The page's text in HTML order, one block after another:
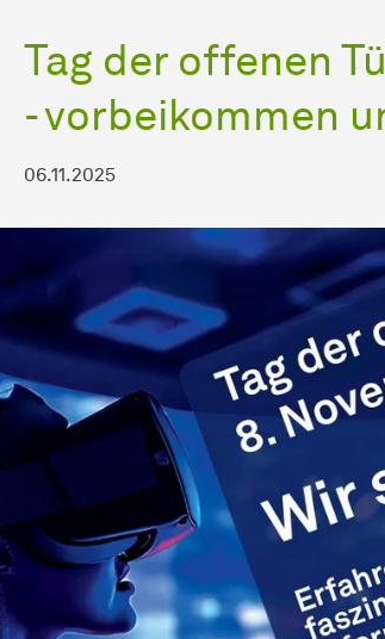
Tag der offenen
- vorbeikommen
06.11.2025